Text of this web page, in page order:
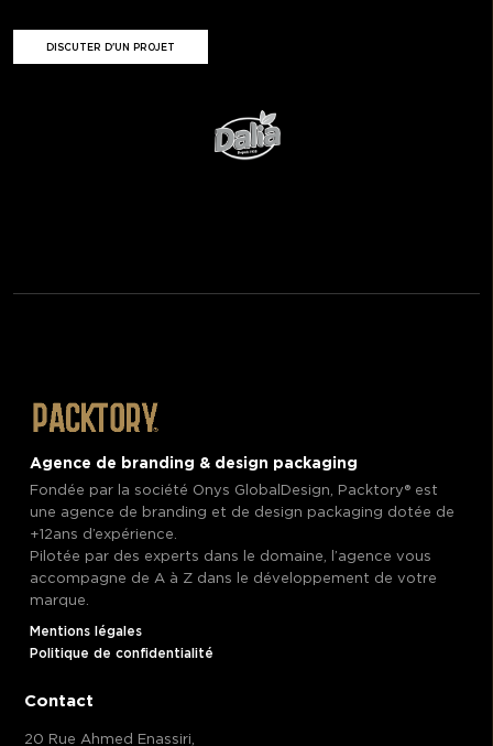
DISCUTER D'UN PROJET
Agence de branding & design packaging
Fondée par la société Onys GlobalDesign, Packtory®️ est
une agence de branding et de design packaging dotée de
+12ans d’expérience.
Pilotée par des experts dans le domaine, l’agence vous
accompagne de A à Z dans le développement de votre
marque.
Mentions légales
Politique de confidentialité
Contact
20 Rue Ahmed Enassiri,